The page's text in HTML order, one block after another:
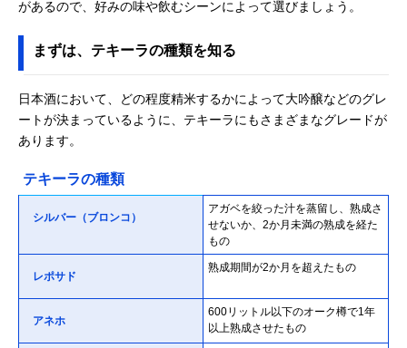
があるので、好みの味や飲むシーンによって選びましょう。
まずは、テキーラの種類を知る
日本酒において、どの程度精米するかによって大吟醸などのグレ
ートが決まっているように、テキーラにもさまざまなグレードが
あります。
テキーラの種類
シルバー（ブロンコ）
アガベを絞った汁を蒸留し、熟成さ
せないか、2か月未満の熟成を経た
もの
レポサド
熟成期間が2か月を超えたもの
アネホ
600リットル以下のオーク樽で1年
以上熟成させたもの